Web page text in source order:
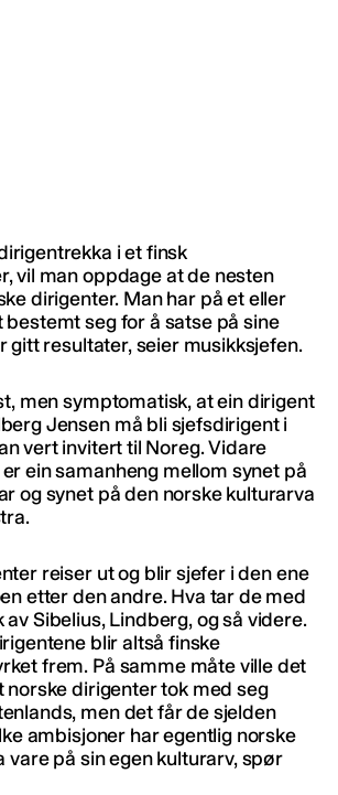
i et finsk
vil man oppdage at de nesten
dirigenter. Man har på et eller
seg for å satse på sine
gitt resultater, seier musikksjefen.
men symptomatisk, at ein dirigent
Jensen må bli sjefsdirigent i
vert invitert til Noreg. Vidare
ein samanheng mellom synet på
og synet på den norske kulturarva
reiser ut og blir sjefer i den ene
etter den andre. Hva tar de med
av Sibelius, Lindberg, og så videre.
blir altså finske
frem. På samme måte ville det
dirigenter tok med seg
men det får de sjelden
ambisjoner har egentlig norske
vare på sin egen kulturarv, spør